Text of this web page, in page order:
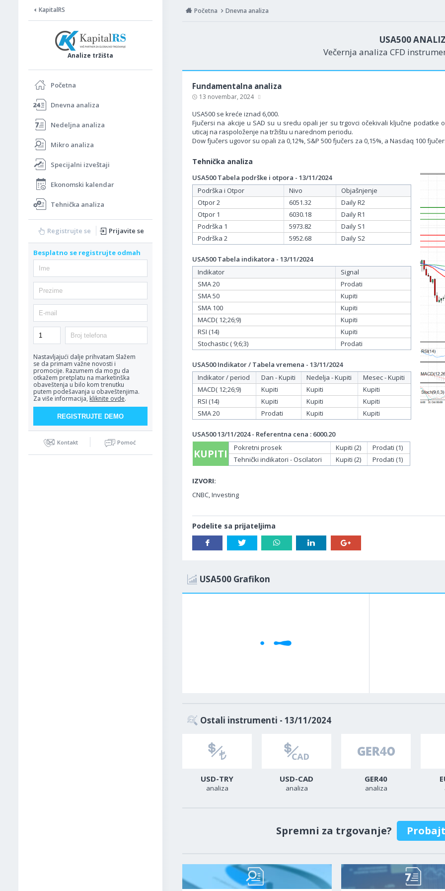
KapitalRS
Analize tržišta
Početna
Dnevna analiza
Nedeljna analiza
Mikro analiza
Specijalni izveštaji
Ekonomski kalendar
Tehnička analiza
Registrujte se Prijavite se
Besplatno se registrujte odmah
Nastavljajući dalje prihvatam Slažem
se da primam važne novosti i
promocije. Razumem da mogu da
otkažem pretplatu na marketinška
obaveštenja u bilo kom trenutku
putem podešavanja u obaveštenjima.
Za više informacija, kliknite ovde.
Kontakt Pomoć
Početna Dnevna analiza
USA500
Večernja analiza CFD
Fundamentalna analiza
13 novembar, 2024
USA500 se kreće iznad 6,000.
Fjučersi na akcije u SAD su u sredu opali jer su trgovci očekivali ključne podatke
uticaj na raspoloženje na tržištu u narednom periodu.
Dow fjučers ugovor su opali za 0,12%, S&P 500 fjučers za 0,15%, a Nasdaq 100
Tehnička analiza
USA500 Tabela podrške i otpora - 13/11/2024
Podrška i Otpor
Nivo
Objašnjenje
Otpor 2
6051.32
Daily R2
Otpor 1
6030.18
Daily R1
Podrška 1
5973.82
Daily S1
Podrška 2
5952.68 Daily S2
USA500 Tabela indikatora - 13/11/2024
Indikator
Signal
SMA 20
Prodati
SMA 50
Kupiti
SMA 100
Kupiti
MACD( 12;26;9)
Kupiti
RSI (14)
Kupiti
Stochastic ( 9;6;3)
Prodati
USA500 Indikator / Tabela vremena - 13/11/2024
Indikator / period
Dan - Kupiti Nedelja - Kupiti
Mesec - Kupiti
MACD( 12;26;9)
Kupiti Kupiti
Kupiti
RSI (14)
Kupiti Kupiti
Kupiti
SMA 20
Prodati Kupiti Kupiti
USA500 13/11/2024 - Referentna cena : 6000.20
KUPITI Pokretni prosek Kupiti (2)
Prodati (1)
Tehnički indikatori - Oscilatori
Kupiti (2) Prodati (1)
IZVORI:
CNBC, Investing
Podelite sa prijateljima
USA500 Grafikon
Ostali instrumenti - 13/11/2024
USD-TRY
analiza
USD-CAD
analiza
GER40
analiza
Spremni za trgovanje?